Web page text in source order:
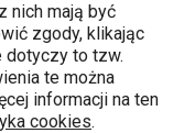
nich mają być
zgody, klikając
dotyczy to tzw.
te można
informacji na ten
cookies.
Darmowa dostawa